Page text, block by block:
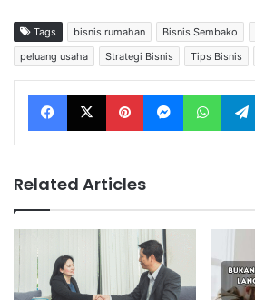
Tags bisnis rumahan Bisnis Sembako
peluang usaha
Strategi Bisnis Tips Bisnis
Facebook X Pinterest Messenger WhatsApp
Related Articles